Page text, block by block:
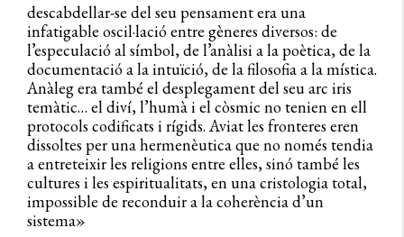
descabdellar-se del seu pensament era una
infatigable oscil·lació entre gèneres diversos: de
l’especulació al símbol, de l’anàlisi a la poètica, de la
documentació a la intuïció, de la filosofia a la mística.
Anàleg era també el desplegament del seu arc iris
temàtic… el diví, l’humà i el còsmic no tenien en ell
protocols codificats i rígids. Aviat les fronteres eren
dissoltes per una hermenèutica que no només tendia
a entreteixir les religions entre elles, sinó també les
cultures i les espiritualitats, en una cristologia total,
impossible de reconduir a la coherència d’un
sistema»